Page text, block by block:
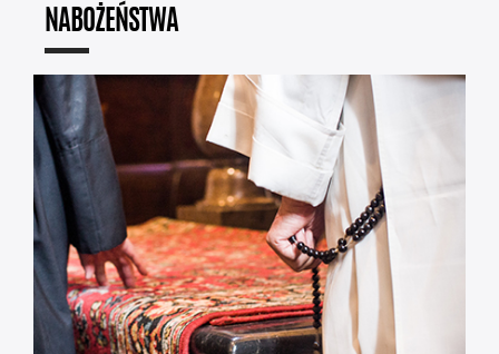
NABOŻEŃSTWA